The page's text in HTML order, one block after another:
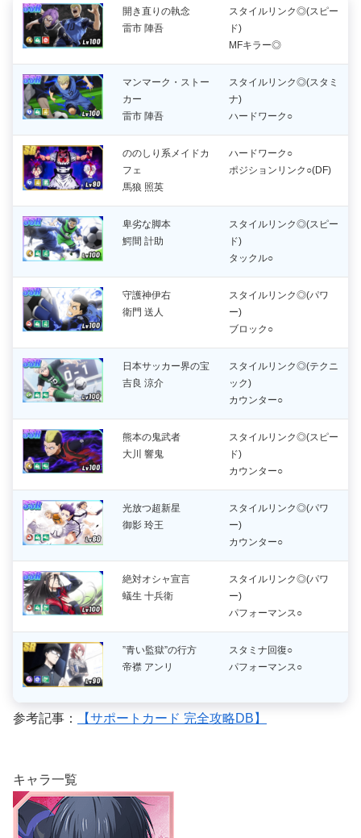
開き直りの執念
雷市 陣吾
スタイルリンク◎(スピー
ド)
MFキラー◎
マンマーク・ストー
カー
雷市 陣吾
スタイルリンク◎(スタミ
ナ)
ハードワーク○
ののしり系メイドカ
フェ
馬狼 照英
ハードワーク○
ポジションリンク○(DF)
卑劣な脚本
鰐間 計助
スタイルリンク◎(スピー
ド)
タックル○
守護神伊右
衛門 送人
スタイルリンク◎(パワ
ー)
ブロック○
日本サッカー界の宝
吉良 涼介
スタイルリンク◎(テクニ
ック)
カウンター○
熊本の鬼武者
大川 響鬼
スタイルリンク◎(スピー
ド)
カウンター○
光放つ超新星
御影 玲王
スタイルリンク◎(パワ
ー)
カウンター○
絶対オシャ宣言
蟻生 十兵衛
スタイルリンク◎(パワ
ー)
パフォーマンス○
”青い監獄”の行方
帝襟 アンリ
スタミナ回復○
パフォーマンス○
参考記事： 【サポートカード 完全攻略DB】
キャラ一覧